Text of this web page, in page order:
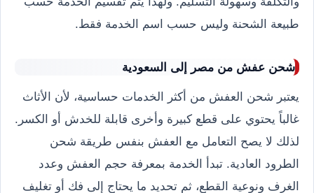
طبيعة الشحنة وليس حسب اسم الخدمة فقط.
شحن عفش من مصر إلى السعودية
يعتبر شحن العفش من أكثر الخدمات حساسية، لأن الأثاث
غالباً يحتوي على قطع كبيرة وأخرى قابلة للخدش أو الكسر.
لذلك لا يصح التعامل مع العفش بنفس طريقة شحن
الطرود العادية. تبدأ الخدمة بمعرفة حجم العفش وعدد
الغرف ونوعية القطع، ثم تحديد ما يحتاج إلى فك أو تغليف